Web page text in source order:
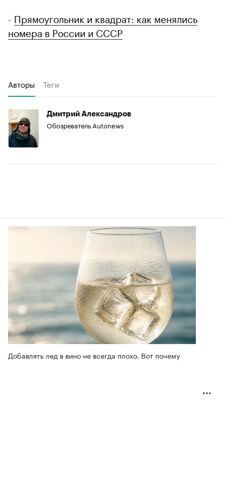
- Прямоугольник и квадрат: как менялись
номера в России и СССР
Авторы Теги
Дмитрий Александров
Обозреватель Autonews
Добавлять лед в вино не всегда плохо. Вот почему